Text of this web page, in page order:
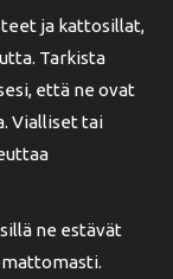
ja kattosillat,
Tarkista
että ne ovat
Vialliset tai
ne estävät